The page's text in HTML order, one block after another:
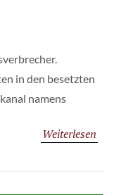
in den besetzten
namens
Weiterlesen